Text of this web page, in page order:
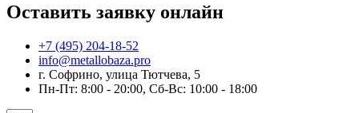
Оставить заявку онлайн
+7 (495) 204-18-52
info@metallobaza.pro
г. Софрино, улица Тютчева, 5
Пн-Пт: 8:00 - 20:00, Сб-Вс: 10:00 - 18:00